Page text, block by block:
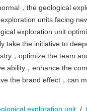
，the geological
units facing
exploration unit
take the initiative to
，optimize the team
ability，enhance the
the brand effect，can
exploration unit /